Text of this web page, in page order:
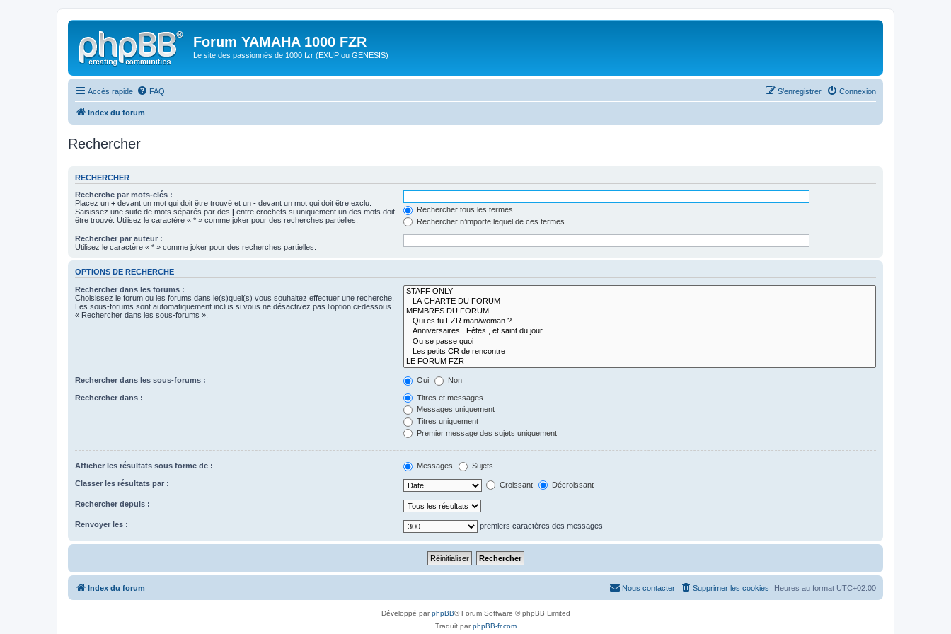
Forum YAMAHA 1000 FZR
Le site des passionnés de 1000 fzr (EXUP ou GENESIS)
Accès rapide FAQ Connexion
S’enregistrer
Index du forum
Rechercher
RECHERCHER
Recherche par mots-clés :
Placez un + devant un mot qui doit être trouvé et un - devant un mot qui doit être exclu.
Saisissez une suite de mots séparés par des | entre crochets si uniquement un des mots doit
être trouvé. Utilisez le caractère « * » comme joker pour des recherches partielles.
Rechercher tous les termes
Rechercher n’importe lequel de ces termes
Rechercher par auteur :
Utilisez le caractère « * » comme joker pour des recherches partielles.
OPTIONS DE RECHERCHE
Rechercher dans les forums :
Choisissez le forum ou les forums dans le(s)quel(s) vous souhaitez effectuer une recherche.
Les sous-forums sont automatiquement inclus si vous ne désactivez pas l’option ci-dessous
« Rechercher dans les sous-forums ».
Rechercher dans les sous-forums : Oui Non
Rechercher dans :
Titres et messages
Messages uniquement
Titres uniquement
Premier message des sujets uniquement
Afficher les résultats sous forme de : Messages Sujets
Classer les résultats par : Croissant Décroissant
Rechercher depuis :
Renvoyer les : premiers caractères des messages
Index du forum Heures au format UTC+02:00
Supprimer les cookies
Nous contacter
Développé parphpBB® Forum Software © phpBB Limited
Traduit parphpBB-fr.com